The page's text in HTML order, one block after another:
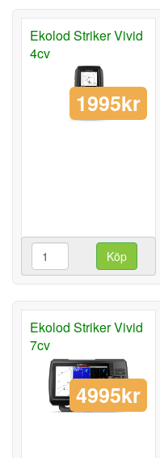
Ekolod Striker Vivid
4cv
1995kr
Köp
Ekolod Striker Vivid
7cv
4995kr